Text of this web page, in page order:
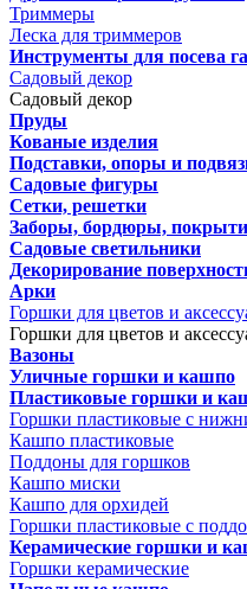
Триммеры
Леска для триммеров
Инструменты для посева
Садовый декор
Садовый декор
Пруды
Кованые изделия
Подставки, опоры и
Садовые фигуры
Сетки, решетки
Заборы, бордюры,
Садовые светильники
Декорирование
Арки
Горшки для цветов и
Горшки для цветов и
Вазоны
Уличные горшки и кашпо
Пластиковые горшки и
Горшки пластиковые с
Кашпо пластиковые
Поддоны для горшков
Кашпо миски
Кашпо для орхидей
Горшки пластиковые с
Керамические горшки и
Горшки керамические